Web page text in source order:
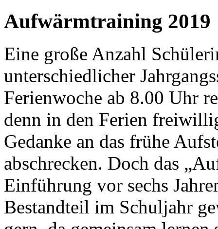
Aufwärmtraining 2019
Eine große Anzahl
unterschiedlicher
Ferienwoche ab 8.00 Uhr
denn in den Ferien
Gedanke an das frühe
abschrecken. Doch das
Einführung vor sechs
Bestandteil im Schuljahr